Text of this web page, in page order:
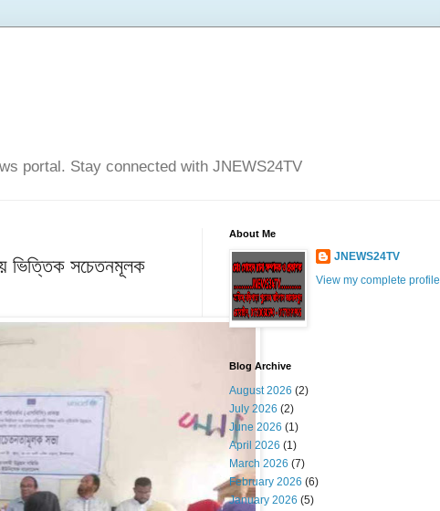
portal. Stay connected with JNEWS24TV
ভিত্তিক সচেতনমূলক
About Me
JNEWS24TV
View my complete profile
Blog Archive
August 2026 (2)
July 2026 (2)
June 2026 (1)
April 2026 (1)
March 2026 (7)
February 2026 (6)
January 2026 (5)